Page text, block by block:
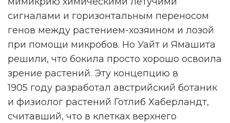
сигналами и горизонтальным переносом
генов между растением-хозяином и лозой
при помощи микробов. Но Уайт и Ямашита
решили, что бокила просто хорошо освоила
зрение растений. Эту концепцию в
1905 году разработал австрийский ботаник
и физиолог растений Готлиб Хаберландт,
считавший, что в клетках верхнего
НАМ ВАЖНО ВАШЕ МНЕНИЕ!
ПРОЙТИ ОПРОС
Реклама. Рекламодатель ИП Ежов А. А. ОГРНИП 312590434800020 ERID
2VtzqwFxGM8